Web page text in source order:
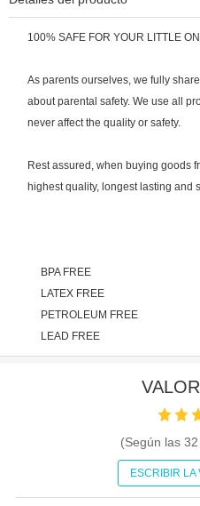
100% SAFE FOR YOUR LITTLE
As parents ourselves, we fully
about parental safety. We use all
never affect the quality or safety.
Rest assured, when buying goods
highest quality, longest lasting and
BPA FREE
LATEX FREE
PETROLEUM FREE
LEAD FREE
(Según las 32
ESCRIBIR LA